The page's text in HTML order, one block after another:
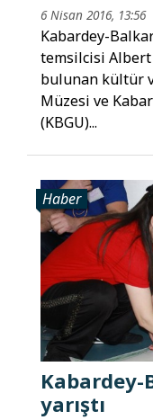
6 Nisan 2016, 13:56
Kabardey-
temsilcisi Albert
bulunan kültür
Müzesi ve
(KBGU)...
Haber
Kabardey-
yarıştı